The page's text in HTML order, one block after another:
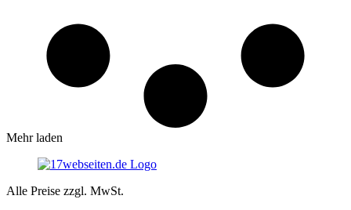
Mehr laden
Alle Preise zzgl. MwSt.